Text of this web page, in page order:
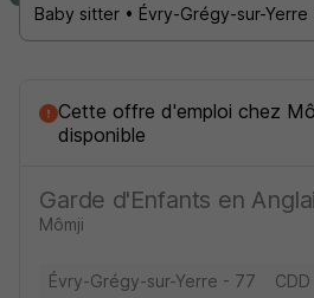
Cette offre d'emploi chez
disponible
Garde d'Enfants en
Mômji
Évry-Grégy-sur-Yerre - 77 CDD